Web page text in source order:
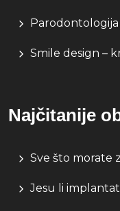
Parodontologija
Smile design –
Najčitanije
Sve što morate
Jesu li